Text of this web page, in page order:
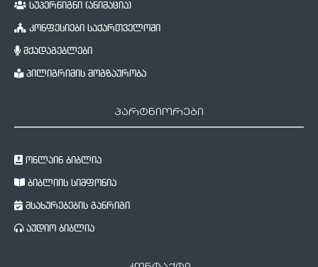
სუპერწიგნი (ანიმაცია)
კონფესიები საქართველოში
მქადაგებლები
პილიგრიმის მოგზაურობა
პარტნიორები
ონლაინ ბიბლია
ბიბლიის სიმფონია
მსახურებების განრიგი
აუდიო ბიბლია